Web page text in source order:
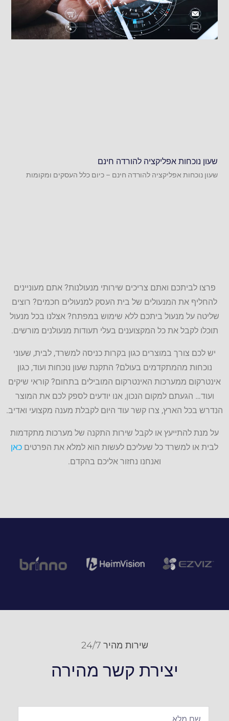
שעון נוכחות אפליקציה להורדה חינם
שעון נוכחות אפליקציה להורדה חינם – כיום כלל העסקים ומקומות
פרצו לביתכם ואתם צריכים שירותי מנעולנות? אתם מעוניינים
להחליף את המנעולים של בית העסק למנעולים חכמים? רוצים
שליטה על מנעול ביתכם ללא שימוש במפתח? אצלנו בכל מנעול
תוכלו לקבל את כל המקצוענים בעלי תעודות מנעולנים מורשים.
יש לכם צורך במוצרים כגון בקרות כניסה למשרד, לבית, שעוני
נוכחות מהמתקדמים בעולם? התקנת שעון נוכחות ועוד, כגון
אינטרקום ממערכות האינטרקום המובילים בתחום? קוראי שיקים
ועוד… הגעתם למקום הנכון, אנו יודעים לספק לכם את המוצר
הנדרש בכל הארץ, צרו קשר עוד היום לקבלת מענה מקצועי ואדיב.
על מנת להתייעץ או לקבל שירות התקנה של מערכות מתקדמות
לבית או למשרד כל שעליכם לעשות הוא למלא את הפרטים כאן
ואנחנו נחזור אליכם בהקדם.
שירות מהיר 24/7
יצירת קשר מהירה